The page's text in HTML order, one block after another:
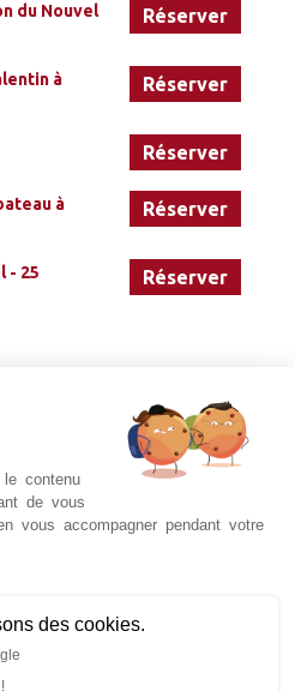
du Nouvel
Réserver
à
Réserver
Réserver
à
Réserver
- 25
Réserver
Seine, réservation de
encore!
contenu
de vous
vous accompagner pendant votre
des cookies.